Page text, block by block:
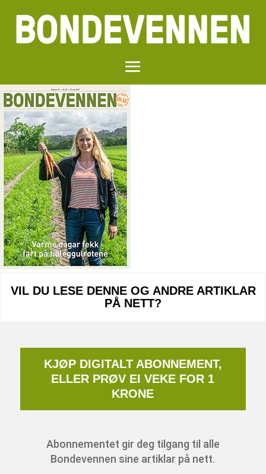
VIL DU LESE DENNE OG ANDRE ARTIKLAR
PÅ NETT?
KJØP DIGITALT ABONNEMENT,
ELLER PRØV EI VEKE FOR 1
KRONE
Abonnementet gir deg tilgang til alle
Bondevennen sine artiklar på nett.